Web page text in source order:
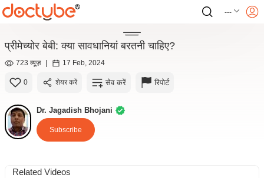
---
प्रीमेच्योर बेबी: क्या सावधानियां बरतनी चाहिए?
723 व्यूज़ | 17 Feb, 2024
0 शेयर करें सेव करें रिपोर्ट
Dr. Jagadish Bhojani
Subscribe
Related Videos